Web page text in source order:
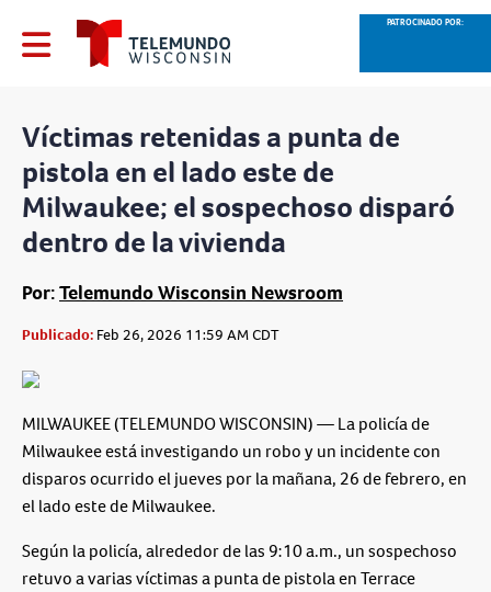
PATROCINADO POR:
Víctimas retenidas a punta de
pistola en el lado este de
Milwaukee; el sospechoso disparó
dentro de la vivienda
Por:Telemundo Wisconsin Newsroom
Publicado: Feb 26, 2026 11:59 AM CDT
MILWAUKEE (TELEMUNDO WISCONSIN)— La policía de
Milwaukee está investigando un robo y un incidente con
disparos ocurrido el jueves por la mañana, 26 de febrero, en
el lado este de Milwaukee.
Según la policía, alrededor de las 9:10 a.m., un sospechoso
retuvo a varias víctimas a punta de pistola en Terrace